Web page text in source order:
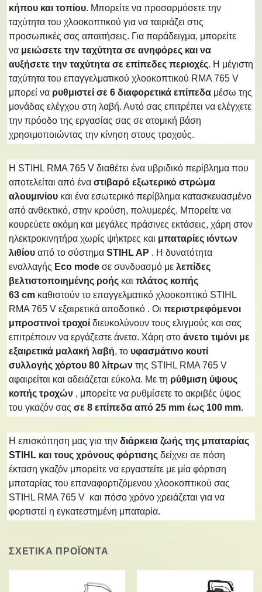
κήπου και τοπίου. Μπορείτε να προσαρμόσετε την
ταχύτητα του χλοοκοπτικού για να ταιριάζει στις
προσωπικές σας απαιτήσεις. Για παράδειγμα, μπορείτε
να μειώσετε την ταχύτητα σε ανηφόρες και να
αυξήσετε την ταχύτητα σε επίπεδες περιοχές. Η μέγιστη
ταχύτητα του επαγγελματικού χλοοκοπτικού RMA 765 V
μπορεί να ρυθμιστεί σε 6 διαφορετικά επίπεδα μέσω της
μονάδας ελέγχου στη λαβή. Αυτό σας επιτρέπει να ελέγχετε
την πρόοδο της εργασίας σας σε ατομική βάση
χρησιμοποιώντας την κίνηση στους τροχούς.
Η STIHL RMA 765 V διαθέτει ένα υβριδικό περίβλημα που
αποτελείται από ένα στιβαρό εξωτερικό στρώμα
αλουμινίου και ένα εσωτερικό περίβλημα κατασκευασμένο
από ανθεκτικό, στην κρούση, πολυμερές. Μπορείτε να
κουρεύετε ακόμη και μεγάλες πράσινες εκτάσεις, χάρη στον
ηλεκτροκινητήρα χωρίς ψήκτρες και μπαταρίες ιόντων
λιθίου από το σύστημα STIHL AP . Η δυνατότητα
εναλλαγής Eco mode σε συνδυασμό με λεπίδες
βελτιστοποιημένης ροής και πλάτος κοπής
63 cm καθιστούν το επαγγελματικό χλοοκοπτικό STIHL
RMA 765 V εξαιρετικά αποδοτικό . Οι περιστρεφόμενοι
μπροστινοί τροχοί διευκολύνουν τους ελιγμούς και σας
επιτρέπουν να εργάζεστε άνετα. Χάρη στο άνετο τιμόνι με
εξαιρετικά μαλακή λαβή, το υφασμάτινο κουτί
συλλογής χόρτου 80 λίτρων της STIHL RMA 765 V
αφαιρείται και αδειάζεται εύκολα. Με τη ρύθμιση ύψους
κοπής τροχών , μπορείτε να ρυθμίσετε το ακριβές ύψος
του γκαζόν σας σε 8 επίπεδα από 25 mm έως 100 mm.
Η επισκόπηση μας για την διάρκεια ζωής της μπαταρίας
STIHL και τους χρόνους φόρτισης δείχνει σε πόση
έκταση γκαζόν μπορείτε να εργαστείτε με μία φόρτιση
μπαταρίας του επαναφορτιζόμενου χλοοκοπτικού σας
STIHL RMA 765 V και πόσο χρόνο χρειάζεται για να
φορτιστεί η εγκατεστημένη μπαταρία.
ΣΧΕΤΙΚΑ ΠΡΟΪΟΝΤΑ